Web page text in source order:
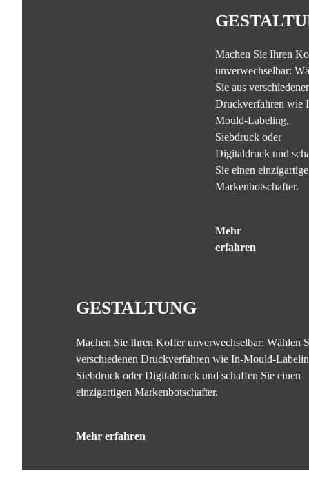
Machen Sie Ihren
unverwechselbar:
Sie aus
Druckverfahren wie
Mould-Labeling,
Siebdruck oder
Digitaldruck und
Sie einen
Markenbotschafter.
Mehr
erfahren
GESTALTUNG
Machen Sie Ihren Koffer unverwechselbar: Wählen
verschiedenen Druckverfahren wie In-Mould-
Siebdruck oder Digitaldruck und schaffen Sie einen
einzigartigen Markenbotschafter.
Mehr erfahren